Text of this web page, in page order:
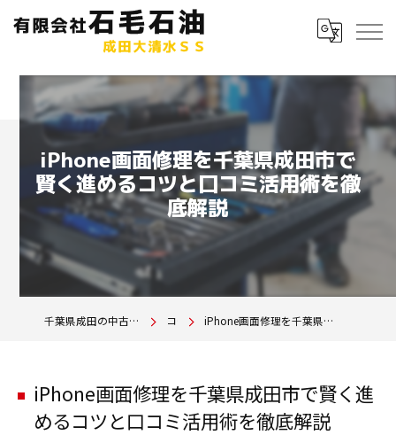
iPhone画面修理を千葉県成田市で
賢く進めるコツと口コミ活用術を徹
底解説
千葉県成田の中古車は有限会社石毛石油 成田大清水SS コラム iPhone画面修理を千葉県成田市で賢く進めるコツと口コミ活用術を徹底解説
iPhone画面修理を千葉県成田市で賢く進
めるコツと口コミ活用術を徹底解説